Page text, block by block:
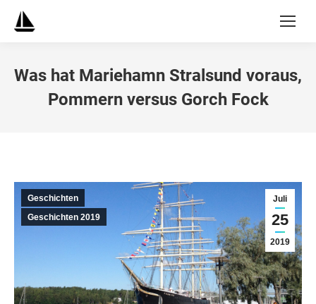
Was hat Mariehamn Stralsund voraus,
Pommern versus Gorch Fock
Juli
25
2019
Geschichten
Geschichten 2019